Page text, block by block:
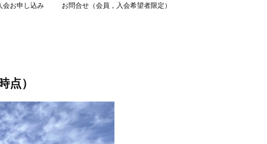
会お申し込み お問合せ（会員，入会希望者限定）
点）